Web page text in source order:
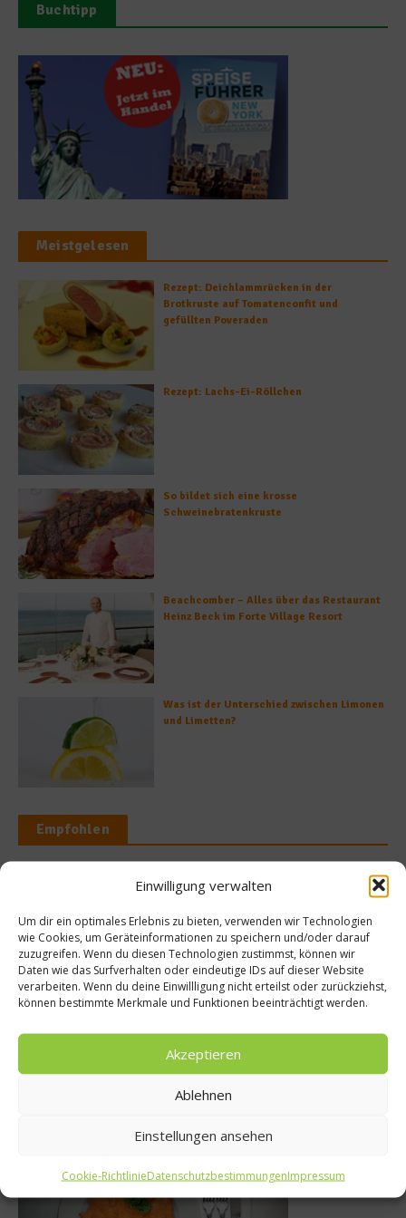
Einwilligung verwalten
Um dir ein optimales Erlebnis zu bieten, verwenden wir Technologien
wie Cookies, um Geräteinformationen zu speichern und/oder darauf
zuzugreifen. Wenn du diesen Technologien zustimmst, können wir
Daten wie das Surfverhalten oder eindeutige IDs auf dieser Website
verarbeiten. Wenn du deine Einwillligung nicht erteilst oder zurückziehst,
können bestimmte Merkmale und Funktionen beeinträchtigt werden.
Akzeptieren
Ablehnen
Einstellungen ansehen
Cookie-RichtlinieDatenschutzbestimmungenImpressum
Buchtipp
Meistgelesen
Rezept: Deichlammrücken in der
Brotkruste auf Tomatenconfit und
gefüllten Poveraden
Rezept: Lachs-Ei-Röllchen
So bildet sich eine krosse
Schweinebratenkruste
Beachcomber – Alles über das Restaurant
Heinz Beck im Forte Village Resort
Was ist der Unterschied zwischen Limonen
und Limetten?
Empfohlen
man
2012
Rezepte
Schnell und
Karotten-Käse-
Sandwich
29. Juli 2015